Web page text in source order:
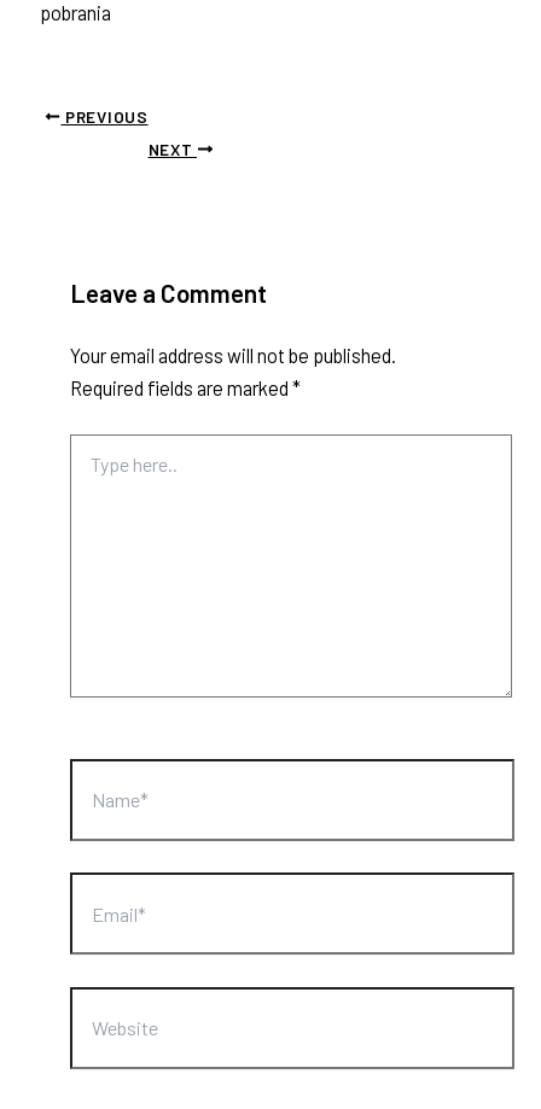
pobrania
PREVIOUS
NEXT
Leave a Comment
Your email address will not be published.
Required fields are marked *
here..